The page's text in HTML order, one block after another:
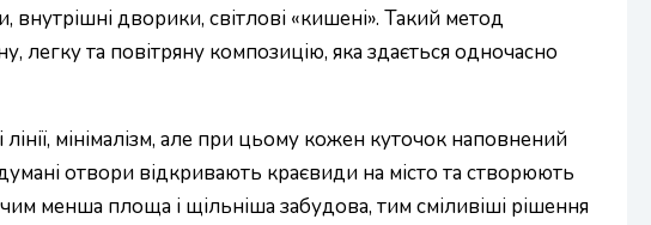
дворики, світлові «кишені». Такий метод
легку та повітряну композицію, яка здається одночасно
мінімалізм, але при цьому кожен куточок наповнений
отвори відкривають краєвиди на місто та створюють
менша площа і щільніша забудова, тим сміливіші рішення